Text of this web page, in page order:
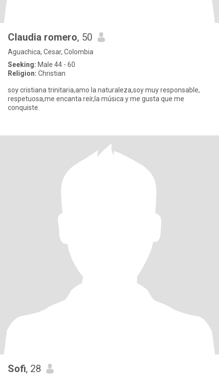
Claudia romero, 50
Aguachica, Cesar, Colombia
Seeking: Male 44 - 60
Religion: Christian
soy cristiana trinitaria,amo la naturaleza,soy muy responsable,
respetuosa,me encanta reír,la música y me gusta que me
conquiste.
Sofi, 28